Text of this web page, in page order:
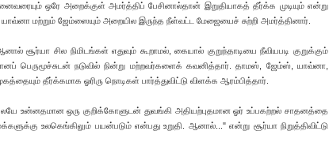
ஒரே அறைக்குள் அமர்த்திப் பேசினால்தான் இறுதியாகத் தீர்க்க முடியும் என்று
யாவ்னா மற்றும் ஜேம்ஸையும் அறையில இருந்த நீள்வட்ட மேஜையைச் சுற்றி அமர்த்தினார்.
சில நிமிடங்கள் எதுவும் கூறாமல், கையால் குறுந்தாடியை நீவியபடி குறுக்கும்
பெருமூச்சுடன் நடுவில் நின்று மற்றவர்களைக் கவனித்தார். தாமஸ், ஜேம்ஸ், யாவ்னா,
தீர்க்கமாக ஓரிரு நொடிகள் பார்த்துவிட்டு விளக்க ஆரம்பித்தார்.
உன்னதமான ஒரு குறிக்கோளுடன் துவங்கி அதியற்புதமான ஓர் உப்பகற்றல் சாதனத்தை
உலகெங்கிலும் பயன்படும் என்பது உறுதி. ஆனால்..." என்று சூர்யா நிறுத்திவிட்டு